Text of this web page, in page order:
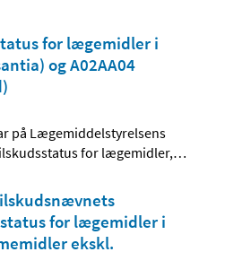
for lægemidler i
og A02AA04
på Lægemiddelstyrelsens
for lægemidler,…
for lægemidler i
ekskl.